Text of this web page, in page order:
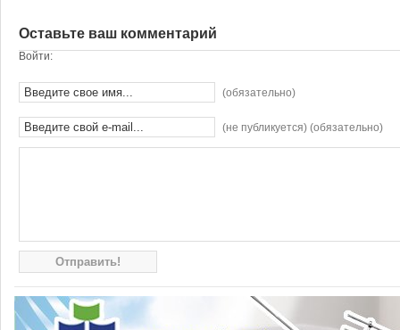
Оставьте ваш комментарий
Войти:
(обязательно)
(не публикуется) (обязательно)